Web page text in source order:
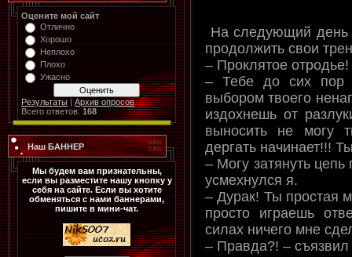
Оцените мой сайт
Отлично
Хорошо
Неплохо
Плохо
Ужасно
Результаты | Архив опросов
Всего ответов: 168
Наш БАННЕР
Мы будем вам признательны,
если вы разместите нашу кнопку у
себя на сайте. Если вы хотите
обменяться с нами баннерами,
пишите в мини-чат.
На следующий день
продолжить свои
– Проклятое
– Тебе до сих пор
выбором твоего
издохнешь от
выносить не могу
дергать начинает!!!
– Могу затянуть
усмехнулся я.
– Дурак! Ты простая
просто играешь
силах ничего мне
– Правда?! – съязвил